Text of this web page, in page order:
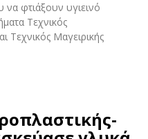
να φτιάξουν υγιεινό
Τεχνικός
Τεχνικός Μαγειρικής